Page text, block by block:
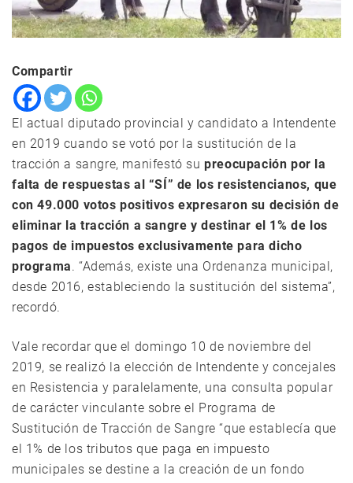
Compartir
El actual diputado provincial y candidato a Intendente
en 2019 cuando se votó por la sustitución de la
tracción a sangre, manifestó supreocupación por la
falta de respuestas al “SÍ” de los resistencianos, que
con 49.000 votos positivos expresaron su decisión de
eliminar la tracción a sangre y destinar el 1% de los
pagos de impuestos exclusivamente para dicho
programa. “Además, existe una Ordenanza municipal,
desde 2016, estableciendo la sustitución del sistema”,
recordó.
Vale recordar que el domingo 10 de noviembre del
2019, se realizó la elección de Intendente y concejales
en Resistencia y paralelamente, una consulta popular
de carácter vinculante sobre el Programa de
Sustitución de Tracción de Sangre “que establecía que
el 1% de los tributos que paga en impuesto
municipales se destine a la creación de un fondo